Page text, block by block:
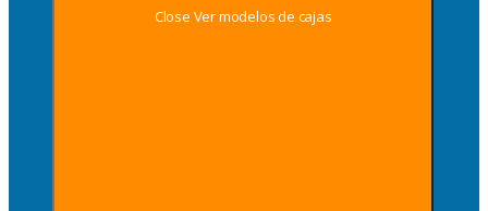
Close Ver modelos de cajas